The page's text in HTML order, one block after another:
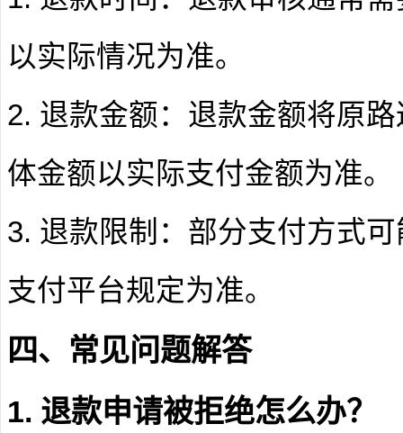
以实际情况为准。
2. 退款金额：退款金额将原
体金额以实际支付金额为准。
3. 退款限制：部分支付方式
支付平台规定为准。
四、常见问题解答
1. 退款申请被拒绝怎么办？